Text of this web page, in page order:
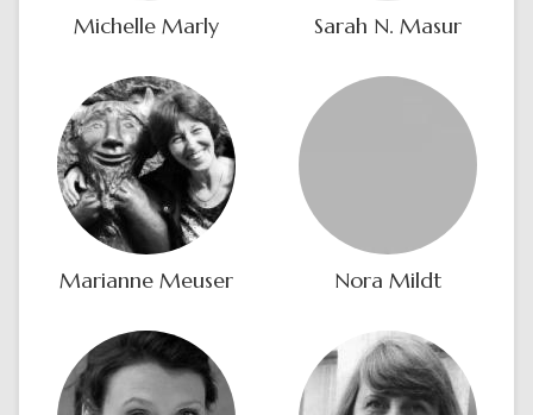
Michelle Marly Sarah N. Masur
Marianne Meuser Nora Mildt